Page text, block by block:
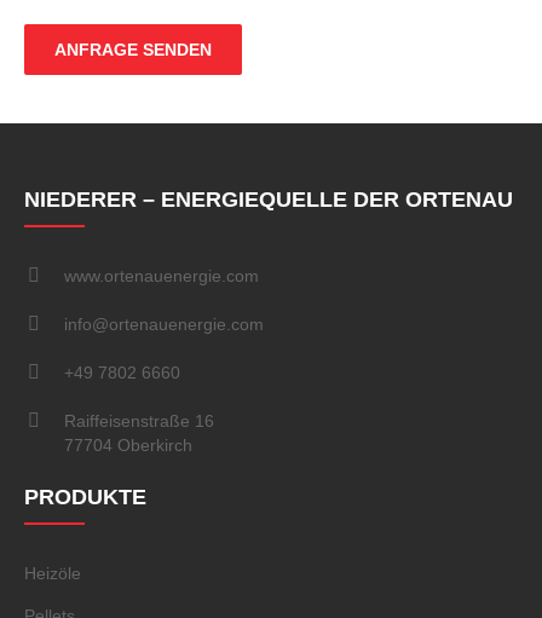
NIEDERER – ENERGIEQUELLE DER ORTENAU
www.ortenauenergie.com
info@ortenauenergie.com
+49 7802 6660
Raiffeisenstraße 16
77704 Oberkirch
PRODUKTE
Heizöle